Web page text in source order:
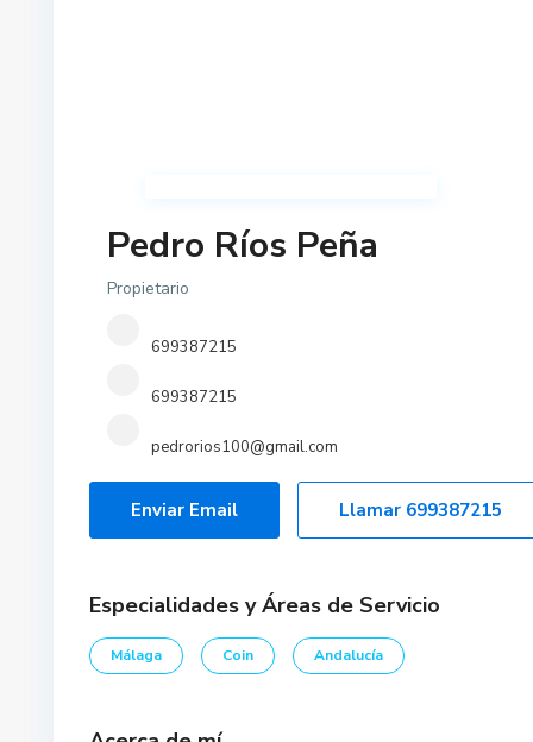
Pedro Ríos Peña
Propietario
699387215
699387215
pedrorios100@gmail.com
Enviar Email Llamar 699387215
Especialidades y Áreas de Servicio
Málaga Coin Andalucía